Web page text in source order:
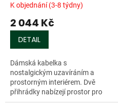
K objednání (3-8 týdny)
2 044 Kč
DETAIL
Dámská kabelka s
nostalgickým uzavíráním a
prostorným interiérem. Dvě
přihrádky nabízejí prostor pro
uložení mincí a bankovek a